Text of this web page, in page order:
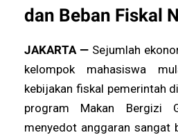
dan Beban Fiskal
JAKARTA — Sejumlah
kelompok mahasiswa
kebijakan fiskal pemerintah
program Makan Bergizi
menyedot anggaran sangat